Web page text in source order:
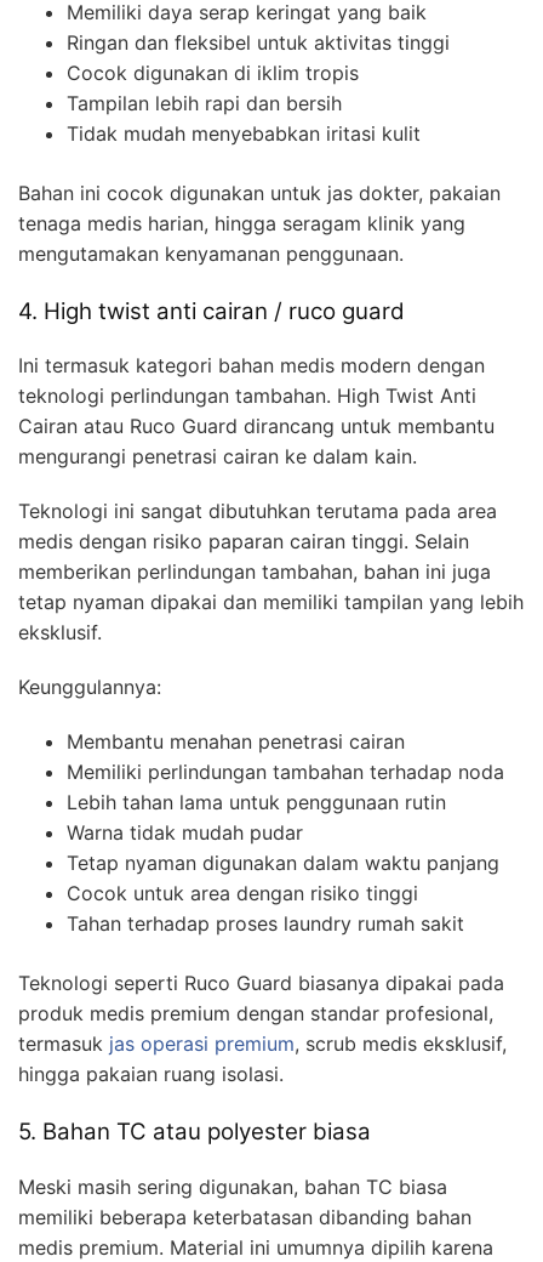
Memiliki daya serap keringat yang baik
Ringan dan fleksibel untuk aktivitas tinggi
Cocok digunakan di iklim tropis
Tampilan lebih rapi dan bersih
Tidak mudah menyebabkan iritasi kulit
Bahan ini cocok digunakan untuk jas dokter, pakaian
tenaga medis harian, hingga seragam klinik yang
mengutamakan kenyamanan penggunaan.
4. High twist anti cairan / ruco guard
Ini termasuk kategori bahan medis modern dengan
teknologi perlindungan tambahan. High Twist Anti
Cairan atau Ruco Guard dirancang untuk membantu
mengurangi penetrasi cairan ke dalam kain.
Teknologi ini sangat dibutuhkan terutama pada area
medis dengan risiko paparan cairan tinggi. Selain
memberikan perlindungan tambahan, bahan ini juga
tetap nyaman dipakai dan memiliki tampilan yang lebih
eksklusif.
Keunggulannya:
Membantu menahan penetrasi cairan
Memiliki perlindungan tambahan terhadap noda
Lebih tahan lama untuk penggunaan rutin
Warna tidak mudah pudar
Tetap nyaman digunakan dalam waktu panjang
Cocok untuk area dengan risiko tinggi
Tahan terhadap proses laundry rumah sakit
Teknologi seperti Ruco Guard biasanya dipakai pada
produk medis premium dengan standar profesional,
termasuk jas operasi premium, scrub medis eksklusif,
hingga pakaian ruang isolasi.
5. Bahan TC atau polyester biasa
Meski masih sering digunakan, bahan TC biasa
memiliki beberapa keterbatasan dibanding bahan
medis premium. Material ini umumnya dipilih karena